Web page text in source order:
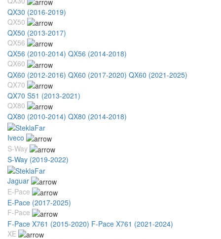
QX30 (2016-2019)
QX50
QX50 (2013-2017)
QX56
QX56 (2010-2014) QX56 (2014-2018)
QX60
QX60 (2012-2016) QX60 (2017-2020) QX60 (2021-2025)
QX70
QX70 S51 (2013-2021)
QX80
QX80 (2010-2014) QX80 (2014-2018)
Iveco
S-Way
S-Way (2019-2022)
Jaguar
E-Pace
E-Pace (2017-2025)
F-Pace
F-Pace X761 (2015-2020) F-Pace X761 (2021-2024)
XE